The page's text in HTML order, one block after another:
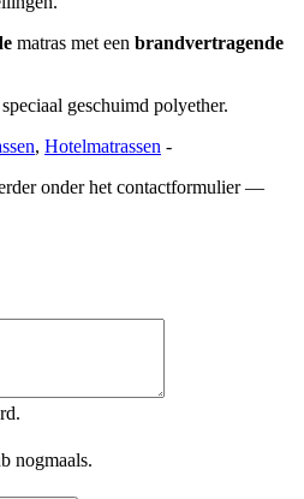
matras met een brandvertragende
geschuimd polyether.
, Hotelmatrassen -
onder het contactformulier —
nogmaals.